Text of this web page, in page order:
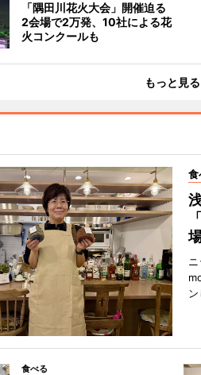
「隅田川花火大会」開催迫る
2会場で2万発、10社による花
火コンクールも
もっと見る
食
ン
食べる